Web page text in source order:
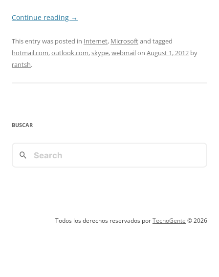
Continue reading →
This entry was posted in Internet, Microsoftand tagged
hotmail.com,outlook.com,skype,webmailon August 1, 2012 by
rantsh.
BUSCAR
Todos los derechos reservados porTecnoGente © 2026